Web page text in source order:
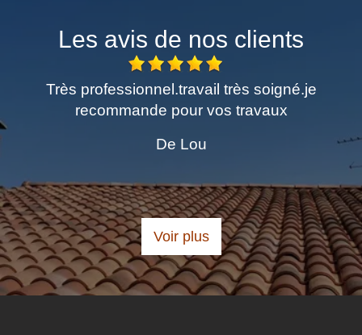
Les avis de nos clients
Très professionnel.travail très soigné.je
recommande pour vos travaux
De Lou
Voir plus